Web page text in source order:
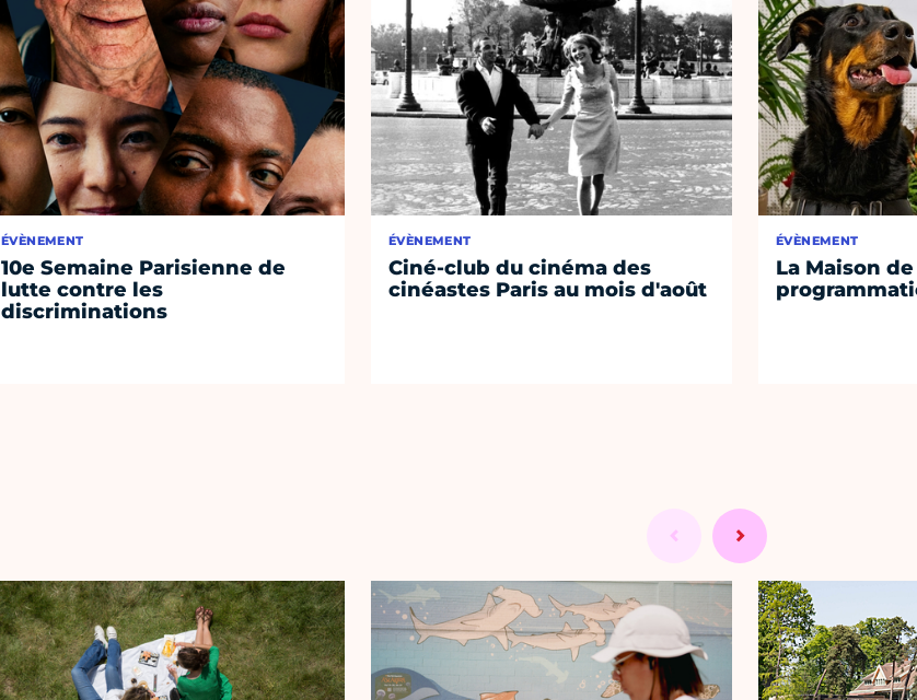
ÉVÈNEMENT
10e Semaine Parisienne de
lutte contre les
discriminations
ÉVÈNEMENT
Ciné-club du cinéma des
cinéastes Paris au mois d'août
ÉVÈNEMENT
La Maison